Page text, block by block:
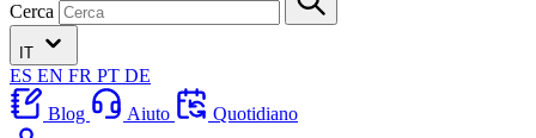
Cerca
IT
ES EN FR PT DE
Blog
Aiuto
Quotidiano